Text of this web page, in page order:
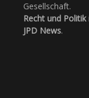
Gesellschaft.
Recht und Politik
JPD News.